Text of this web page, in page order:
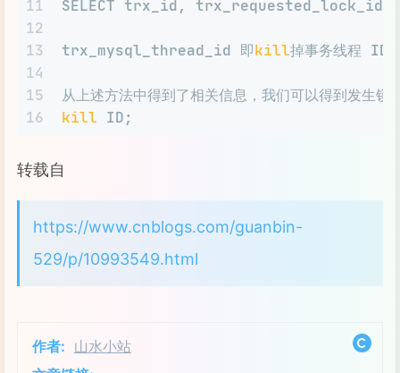
11
12
13
14
15
16
SELECT trx_id,
trx_mysql_thread_id 即kill掉事务线程 ID
从上述方法中得到了相关信息，我们可以得到发
kill ID;
转载自
https://www.cnblogs.com/guanbin-
529/p/10993549.html
作者: 山水小站